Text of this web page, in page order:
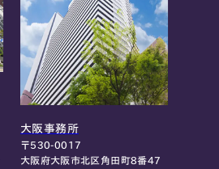
大阪事務所
〒530-0017
大阪府大阪市北区角田町8番47